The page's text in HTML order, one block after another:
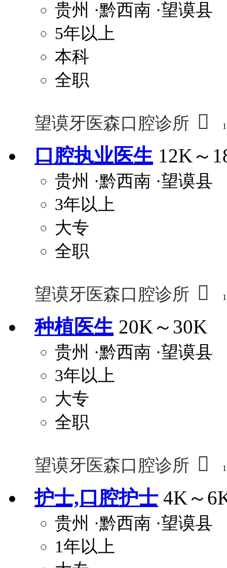
贵州 ·黔西南 ·望谟县
5年以上
本科
全职
望谟牙医森口腔诊所 
口腔执业医生 12K～
贵州 ·黔西南 ·望谟县
3年以上
大专
全职
望谟牙医森口腔诊所 
种植医生 20K～30K
贵州 ·黔西南 ·望谟县
3年以上
大专
全职
望谟牙医森口腔诊所 
护士,口腔护士 4K～
贵州 ·黔西南 ·望谟县
1年以上